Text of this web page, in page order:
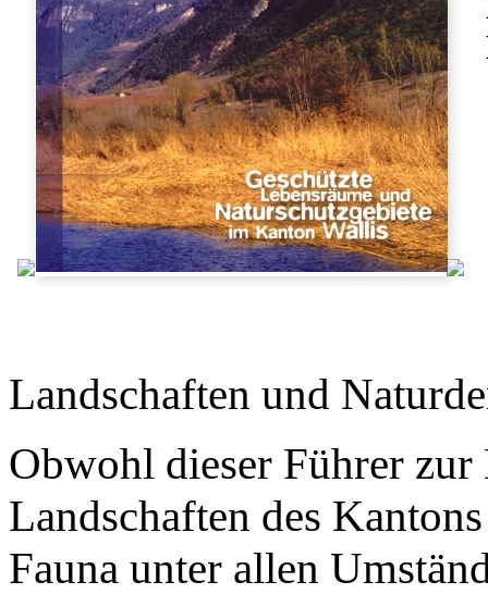
Landschaften und
Obwohl dieser Führer
Landschaften des
Fauna unter allen